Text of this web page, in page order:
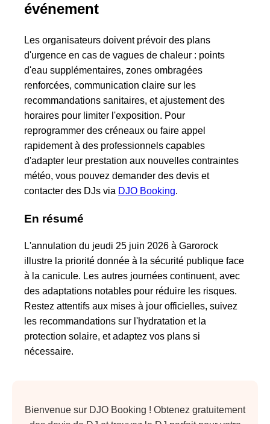
événement
Les organisateurs doivent prévoir des plans
d'urgence en cas de vagues de chaleur : points
d'eau supplémentaires, zones ombragées
renforcées, communication claire sur les
recommandations sanitaires, et ajustement des
horaires pour limiter l'exposition. Pour
reprogrammer des créneaux ou faire appel
rapidement à des professionnels capables
d'adapter leur prestation aux nouvelles contraintes
météo, vous pouvez demander des devis et
contacter des DJs via DJO Booking.
En résumé
L'annulation du jeudi 25 juin 2026 à Garorock
illustre la priorité donnée à la sécurité publique face
à la canicule. Les autres journées continuent, avec
des adaptations notables pour réduire les risques.
Restez attentifs aux mises à jour officielles, suivez
les recommandations sur l'hydratation et la
protection solaire, et adaptez vos plans si
nécessaire.
Bienvenue sur DJO Booking ! Obtenez gratuitement